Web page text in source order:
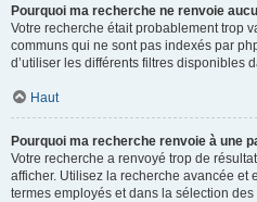
Pourquoi ma recherche ne renvoie
Votre recherche était probablement trop
communs qui ne sont pas indexés par
d’utiliser les différents filtres disponibles
Haut
Pourquoi ma recherche renvoie à une
Votre recherche a renvoyé trop de
afficher. Utilisez la recherche avancée et
termes employés et dans la sélection